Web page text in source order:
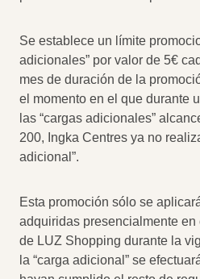
Se establece un límite
adicionales” por valor de 5€
mes de duración de la
el momento en el que durante
las “cargas adicionales”
200, Ingka Centres ya no
adicional”.
Esta promoción sólo se
adquiridas presencialmente en
de LUZ Shopping durante la
la “carga adicional” se